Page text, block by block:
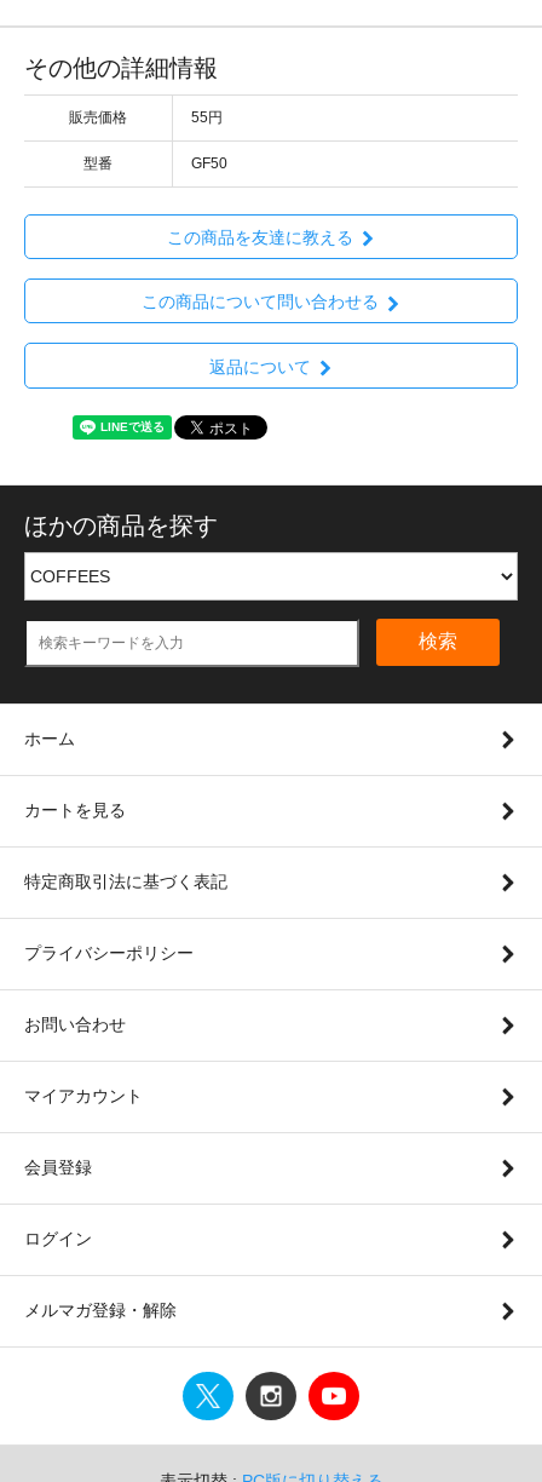
その他の詳細情報
販売価格 55円
型番 GF50
この商品を友達に教える
この商品について問い合わせる
返品について
ほかの商品を探す
検索
ホーム
カートを見る
特定商取引法に基づく表記
プライバシーポリシー
お問い合わせ
マイアカウント
会員登録
ログイン
メルマガ登録・解除